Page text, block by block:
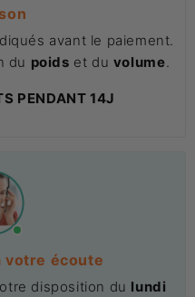
avant le paiement.
du poids et du volume.
PENDANT 14J
votre écoute
disposition du lundi